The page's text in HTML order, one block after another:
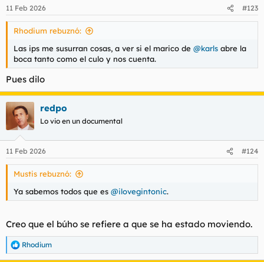
e
s
11 Feb 2026 #123
Rhodium rebuznó:
Las ips me susurran cosas, a ver si el marico de @karls abre la
boca tanto como el culo y nos cuenta.
Pues dilo
redpo
Lo vio en un documental
11 Feb 2026 #124
Mustis rebuznó:
Ya sabemos todos que es @ilovegintonic.
Creo que el búho se refiere a que se ha estado moviendo.
R
e
Rhodium